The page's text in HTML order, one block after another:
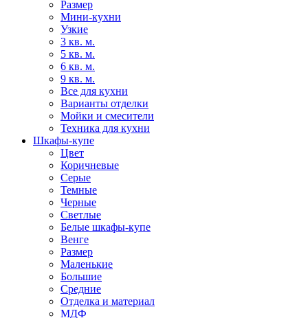
Размер
Мини-кухни
Узкие
3 кв. м.
5 кв. м.
6 кв. м.
9 кв. м.
Все для кухни
Варианты отделки
Мойки и смесители
Техника для кухни
Шкафы-купе
Цвет
Коричневые
Серые
Темные
Черные
Светлые
Белые шкафы-купе
Венге
Размер
Маленькие
Большие
Средние
Отделка и материал
МДФ